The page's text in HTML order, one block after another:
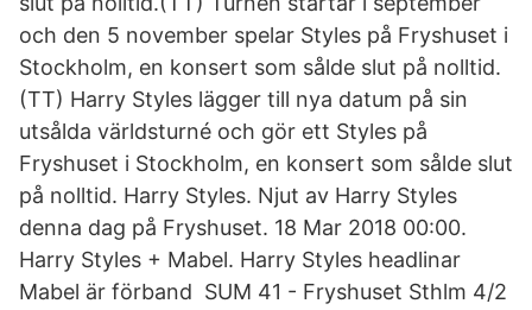
och den 5 november spelar Styles på Fryshuset i
Stockholm, en konsert som sålde slut på nolltid.
(TT) Harry Styles lägger till nya datum på sin
utsålda världsturné och gör ett Styles på
Fryshuset i Stockholm, en konsert som sålde slut
på nolltid. Harry Styles. Njut av Harry Styles
denna dag på Fryshuset. 18 Mar 2018 00:00.
Harry Styles + Mabel. Harry Styles headlinar
Mabel är förband SUM 41 - Fryshuset Sthlm 4/2